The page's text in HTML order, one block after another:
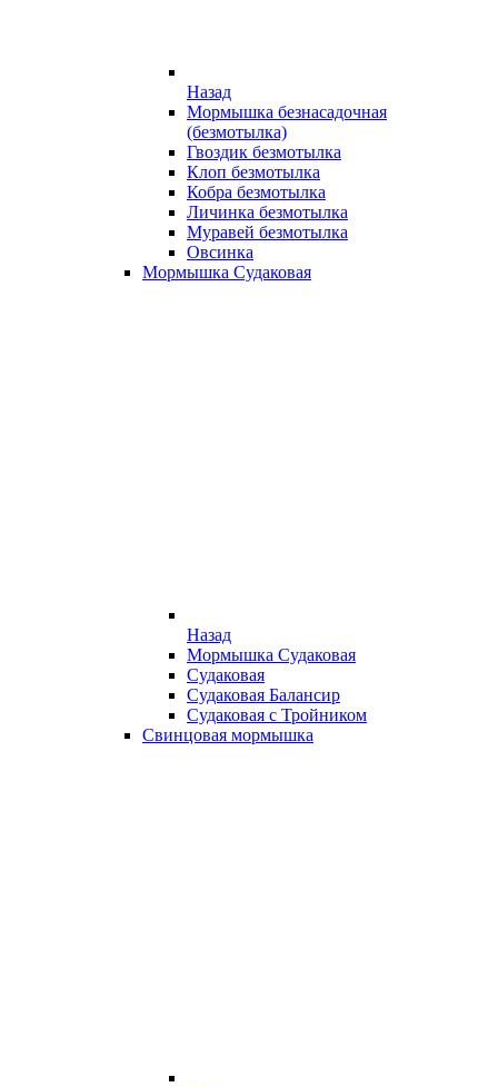
Назад
Мормышка безнасадочная
(безмотылка)
Гвоздик безмотылка
Клоп безмотылка
Кобра безмотылка
Личинка безмотылка
Муравей безмотылка
Овсинка
Мормышка Судаковая
Назад
Мормышка Судаковая
Судаковая
Судаковая Балансир
Судаковая с Тройником
Свинцовая мормышка